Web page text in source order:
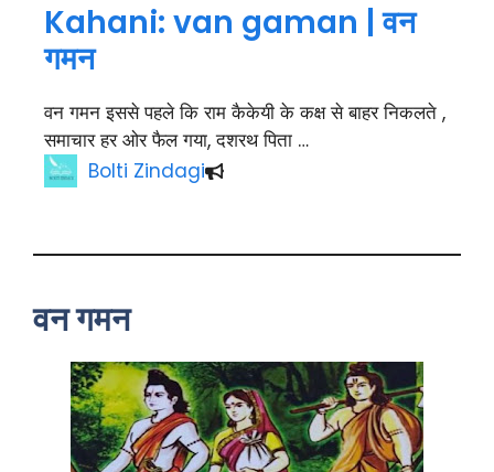
Kahani: van gaman | वन
गमन
वन गमन इससे पहले कि राम कैकेयी के कक्ष से बाहर निकलते ,
समाचार हर ओर फैल गया, दशरथ पिता …
Bolti Zindagi
वन गमन